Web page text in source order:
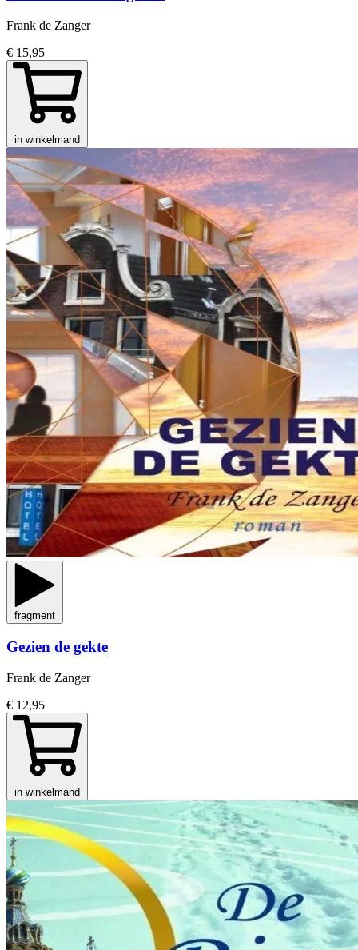
Frank de Zanger
€ 15,95
in winkelmand
fragment
Gezien de gekte
Frank de Zanger
€ 12,95
in winkelmand